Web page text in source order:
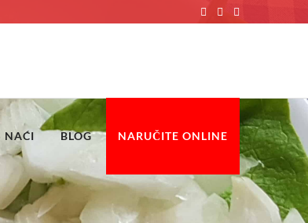
NAĆI BLOG NARUČITE ONLINE